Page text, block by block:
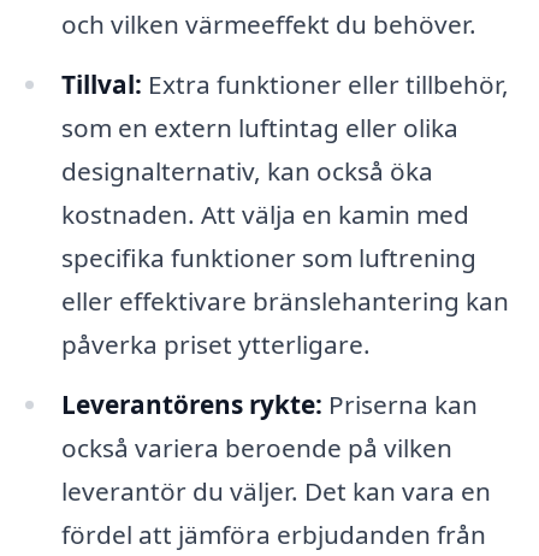
och vilken värmeeffekt du behöver.
Tillval: Extra funktioner eller tillbehör,
som en extern luftintag eller olika
designalternativ, kan också öka
kostnaden. Att välja en kamin med
specifika funktioner som luftrening
eller effektivare bränslehantering kan
påverka priset ytterligare.
Leverantörens rykte: Priserna kan
också variera beroende på vilken
leverantör du väljer. Det kan vara en
fördel att jämföra erbjudanden från